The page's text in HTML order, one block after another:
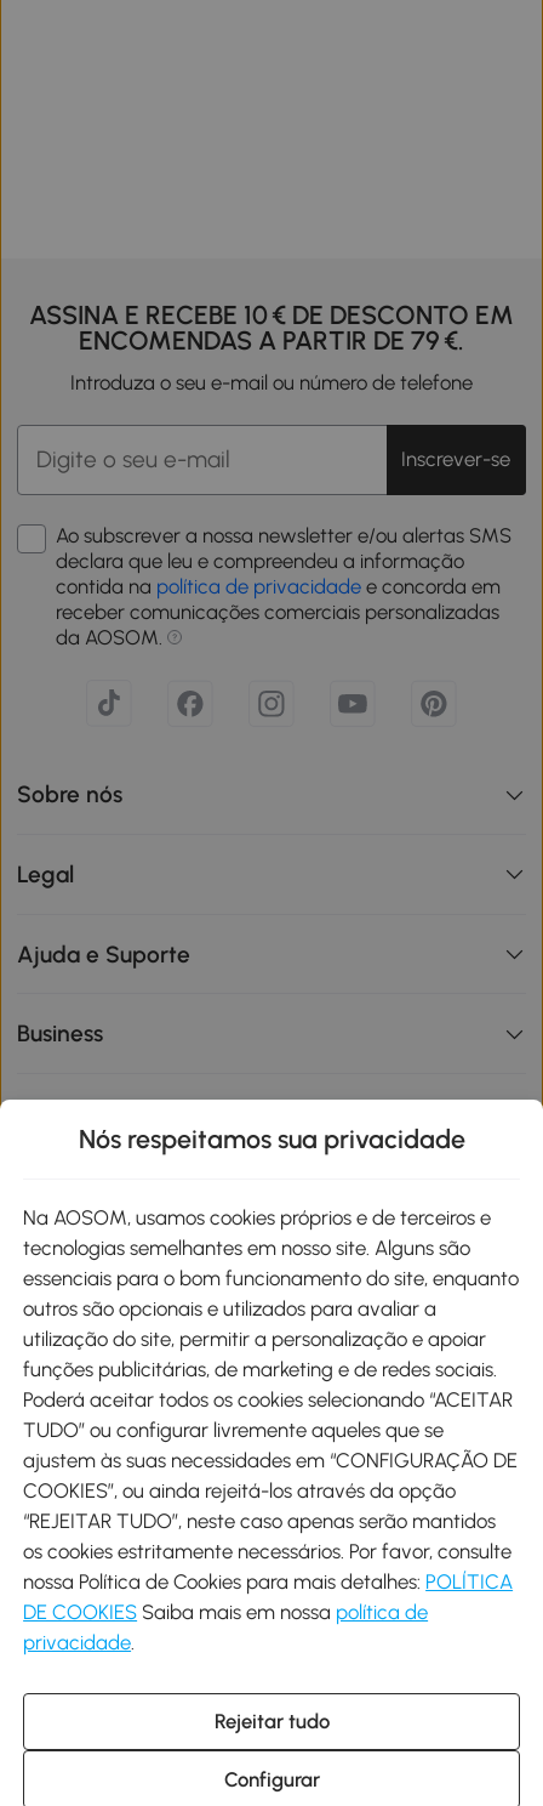
ASSINA E RECEBE 10 € DE DESCONTO EM
ENCOMENDAS A PARTIR DE 79 €.
Introduza o seu e-mail ou número de telefone
Inscrever-se
Ao subscrever a nossa newsletter e/ou alertas SMS
declara que leu e compreendeu a informação
contida na política de privacidade e concorda em
receber comunicações comerciais personalizadas
da AOSOM.
Sobre nós
Legal
Ajuda e Suporte
Business
Métodos de pagamento
Envio
Descarregar Aosom App
Google Play
+34 931 294 512 (Seg-Sex das 7:30 às 16:30h)
info@aosom.pt
C/ Roc Gros, nº 15. 08550 Els Hostalets de Balenyà (Barcelona),
Nós respeitamos sua privacidade
Na AOSOM, usamos cookies próprios e de terceiros e
tecnologias semelhantes em nosso site. Alguns são
essenciais para o bom funcionamento do site, enquanto
outros são opcionais e utilizados para avaliar a
utilização do site, permitir a personalização e apoiar
funções publicitárias, de marketing e de redes sociais.
Poderá aceitar todos os cookies selecionando “ACEITAR
TUDO” ou configurar livremente aqueles que se
ajustem às suas necessidades em “CONFIGURAÇÃO DE
COOKIES”, ou ainda rejeitá-los através da opção
“REJEITAR TUDO”, neste caso apenas serão mantidos
os cookies estritamente necessários. Por favor, consulte
nossa Política de Cookies para mais detalhes: POLÍTICA
DE COOKIES Saiba mais em nossa política de
privacidade
Rejeitar tudo
Configurar